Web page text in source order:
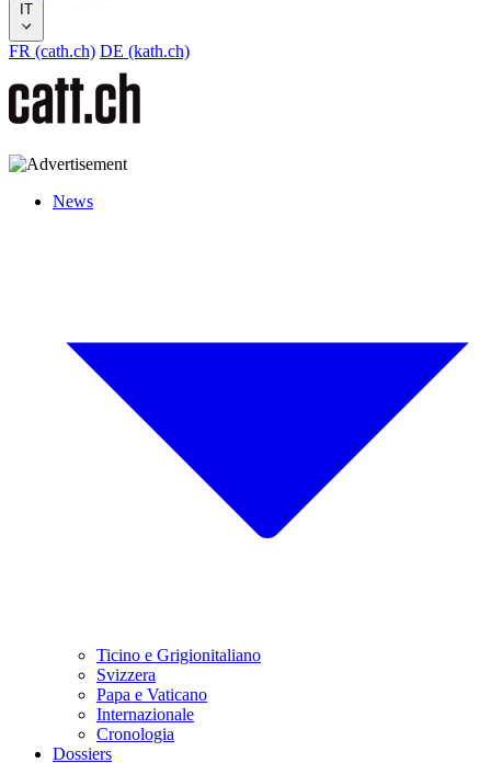
IT
FR (cath.ch) DE (kath.ch)
News
Ticino e Grigionitaliano
Svizzera
Papa e Vaticano
Internazionale
Cronologia
Dossiers